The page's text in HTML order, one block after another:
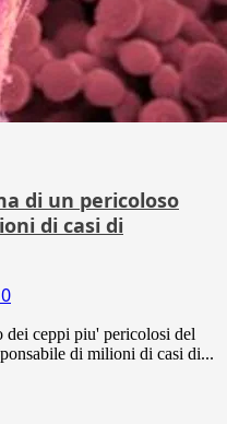
di un pericoloso
di casi di
0
dei ceppi piu' pericolosi del
di milioni di casi di...